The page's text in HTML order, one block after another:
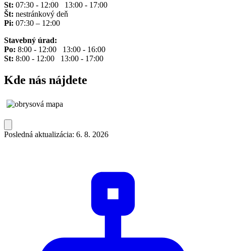
St: 07:30 - 12:00 13:00 - 17:00
Št: nestránkový deň
Pi: 07:30 – 12:00
Stavebný úrad:
Po: 8:00 - 12:00 13:00 - 16:00
St: 8:00 - 12:00 13:00 - 17:00
Kde nás nájdete
Posledná aktualizácia: 6. 8. 2026